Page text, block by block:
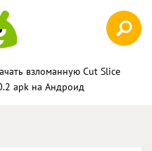
взломанную Cut Slice
apk на Андроид